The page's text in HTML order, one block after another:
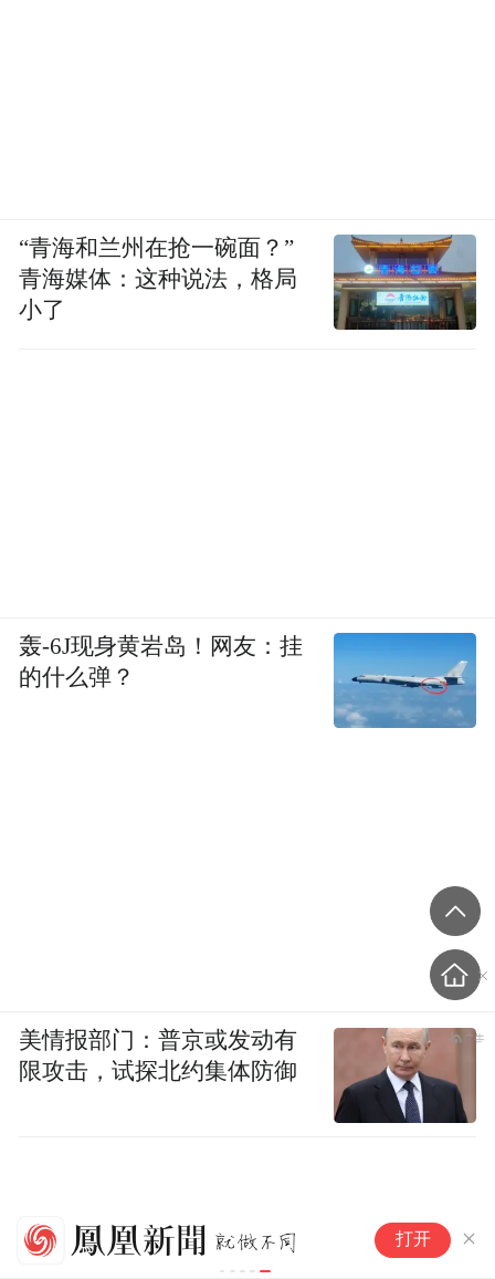
打开
“青海和兰州在抢一碗面？”
青海媒体：这种说法，格局
小了
轰-6J现身黄岩岛！网友：挂
的什么弹？
美情报部门：普京或发动有
限攻击，试探北约集体防御